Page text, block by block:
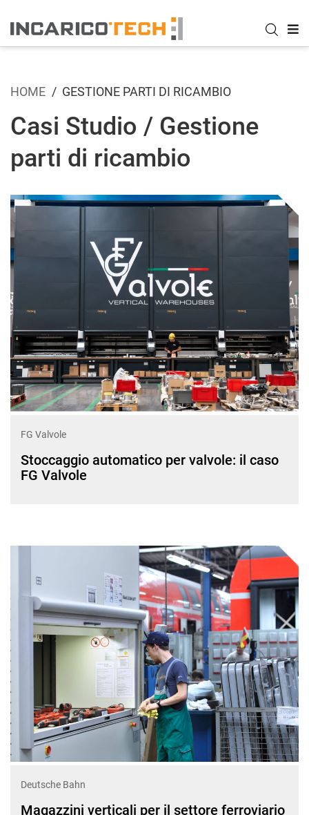
HOME GESTIONE PARTI DI RICAMBIO
Casi Studio / Gestione
parti di ricambio
FG Valvole
Stoccaggio automatico per valvole: il caso
FG Valvole
Deutsche Bahn
Magazzini verticali per il settore ferroviario